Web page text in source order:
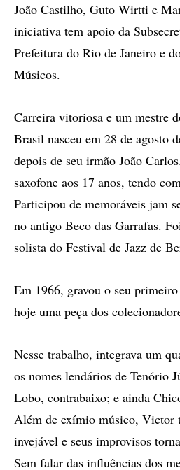
João Castilho, Guto Wirtti e
iniciativa tem apoio da
Prefeitura do Rio de Janeiro e
Músicos.
Carreira vitoriosa e um mestre
Brasil nasceu em 28 de agosto
depois de seu irmão João
saxofone aos 17 anos, tendo
Participou de memoráveis jam
no antigo Beco das Garrafas.
solista do Festival de Jazz de
Em 1966, gravou o seu
hoje uma peça dos
Nesse trabalho, integrava um
os nomes lendários de Tenório
Lobo, contrabaixo; e ainda
Além de exímio músico, Victor
invejável e seus improvisos
Sem falar das influências dos